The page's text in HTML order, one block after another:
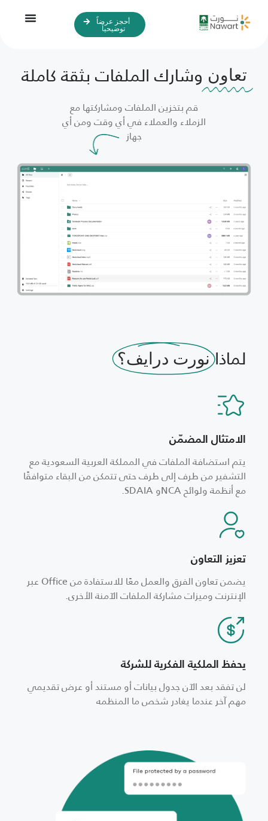
أحجز عرضاً
توضيحياً
تعاون وشارك الملفات بثقة كاملة
قم بتخزين الملفات ومشاركتها مع
الزملاء والعملاء في أي وقت ومن أي
جهاز
لماذانورت درايف؟
الامتثال المضمّن
يتم استضافة الملفات في المملكة العربية السعودية مع
التشفير من طرف إلى طرف حتى تتمكن من البقاء متوافقًا
مع أنظمة ولوائح NCAو SDAIA.
تعزيز التعاون
يضمن تعاون الفرق والعمل معًا للاستفادة من Office عبر
الإنترنت وميزات مشاركة الملفات الآمنة الأخرى.
يحفظ الملكية الفكرية للشركة
لن تفقد بعد الآن جدول بيانات أو مستند أو عرض تقديمي
مهم آخر عندما يغادر شخص ما المنظمه